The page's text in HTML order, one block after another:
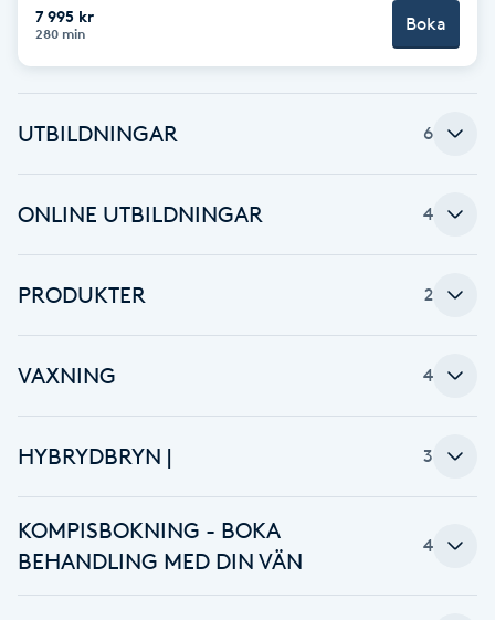
Blowout
Brynformning
Brynfärgning
Bröllopsuppsättning
C
Celluliter
Color correction
7 995 kr
280 min Boka
UTBILDNINGAR 6
ONLINE UTBILDNINGAR 4
PRODUKTER 2
VAXNING 4
HYBRYDBRYN | 3
KOMPISBOKNING - BOKA
BEHANDLING MED DIN VÄN
4